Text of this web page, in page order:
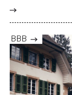
BBB